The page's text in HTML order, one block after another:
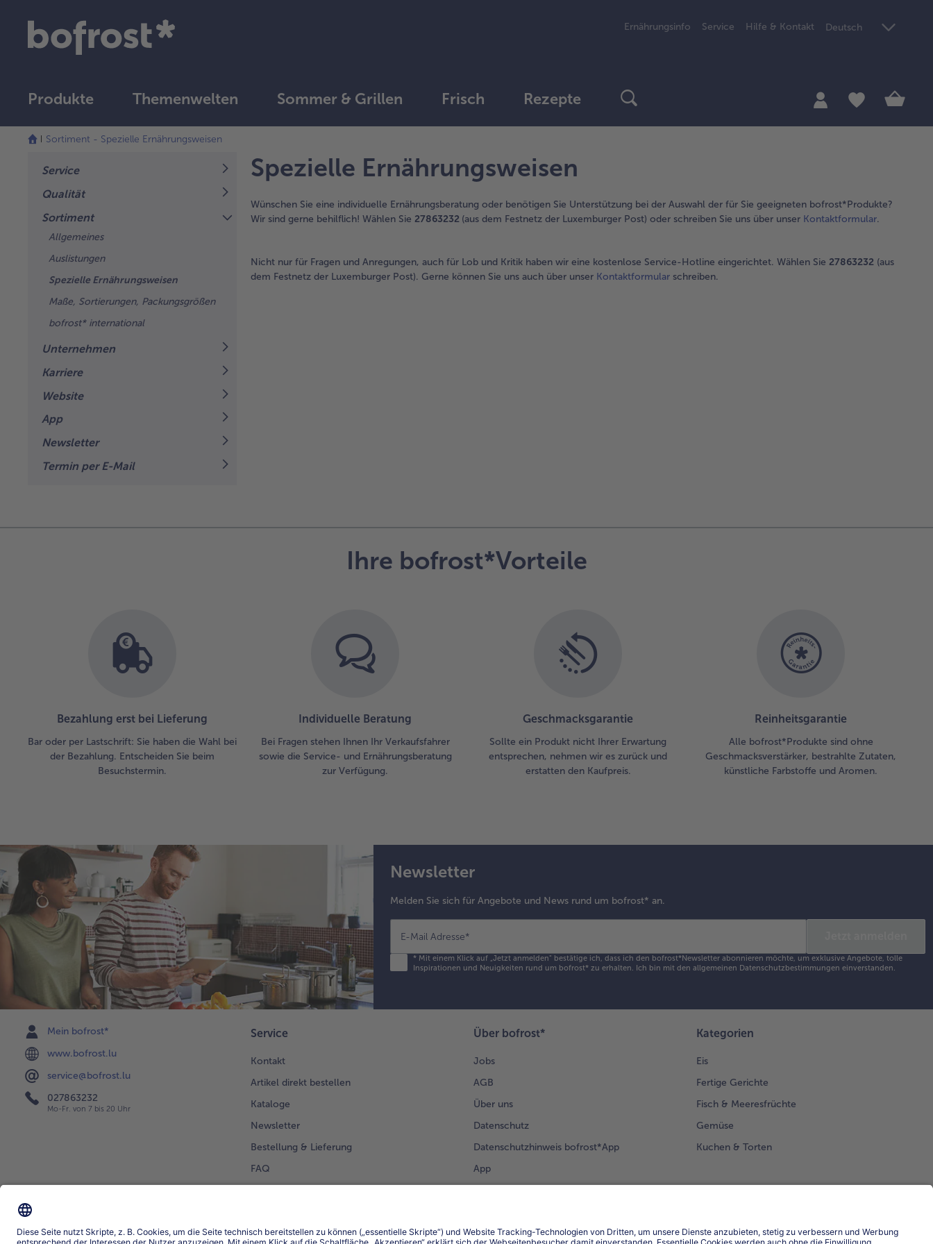
Ernährungsinfo Service Hilfe & Kontakt Deutsch
Produkte Themenwelten Sommer & Grillen Frisch Rezepte
Sortiment - Spezielle Ernährungsweisen
Service
Qualität
Sortiment
Allgemeines
Auslistungen
Spezielle Ernährungsweisen
Maße, Sortierungen, Packungsgrößen
bofrost* international
Unternehmen
Karriere
Website
App
Newsletter
Termin per E-Mail
Spezielle Ernährungsweisen
Wünschen Sie eine individuelle Ernährungsberatung oder benötigen Sie Unterstützung bei der Auswahl der für Sie geeigneten bofrost*Produkte?
Wir sind gerne behilflich! Wählen Sie 27863232 (aus dem Festnetz der Luxemburger Post) oder schreiben Sie uns über unser Kontaktformular.
Nicht nur für Fragen und Anregungen, auch für Lob und Kritik haben wir eine kostenlose Service-Hotline eingerichtet. Wählen Sie 27863232 (aus
dem Festnetz der Luxemburger Post). Gerne können Sie uns auch über unser Kontaktformular schreiben.
Ihre bofrost*Vorteile
Bezahlung erst bei Lieferung
Bar oder per Lastschrift: Sie haben die Wahl bei
der Bezahlung. Entscheiden Sie beim
Besuchstermin.
Individuelle Beratung
Bei Fragen stehen Ihnen Ihr Verkaufsfahrer
sowie die Service- und Ernährungsberatung
zur Verfügung.
Geschmacksgarantie
Sollte ein Produkt nicht Ihrer Erwartung
entsprechen, nehmen wir es zurück und
erstatten den Kaufpreis.
Reinheitsgarantie
Alle bofrost*Produkte sind ohne
Geschmacksverstärker, bestrahlte Zutaten,
künstliche Farbstoffe und Aromen.
Newsletter
Melden Sie sich für Angebote und News rund um bofrost* an.
E-Mail Adresse*
*Mit einem Klick auf „Jetzt anmelden" bestätige ich, dass ich den bofrost*Newsletter abonnieren möchte, um exklusive Angebote, tolle
Inspirationen und Neuigkeiten rund um bofrost* zu erhalten. Ich bin mit den allgemeinen Datenschutzbestimmungen einverstanden.
Mein bofrost*
www.bofrost.lu
service@bofrost.lu
027863232
Mo-Fr. von 7 bis 20 Uhr
Service
Kontakt
Artikel direkt bestellen
Kataloge
Newsletter
Bestellung & Lieferung
FAQ
Über bofrost*
Jobs
AGB
Über uns
Datenschutz
Datenschutzhinweis bofrost*App
App
Kategorien
Eis
Fertige Gerichte
Fisch & Meeresfrüchte
Gemüse
Kuchen & Torten